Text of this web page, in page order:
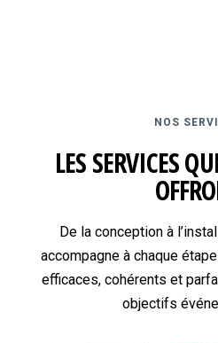
NOS
LES SERVICES
De la conception à
accompagne à chaque
efficaces, cohérents et
objectifs